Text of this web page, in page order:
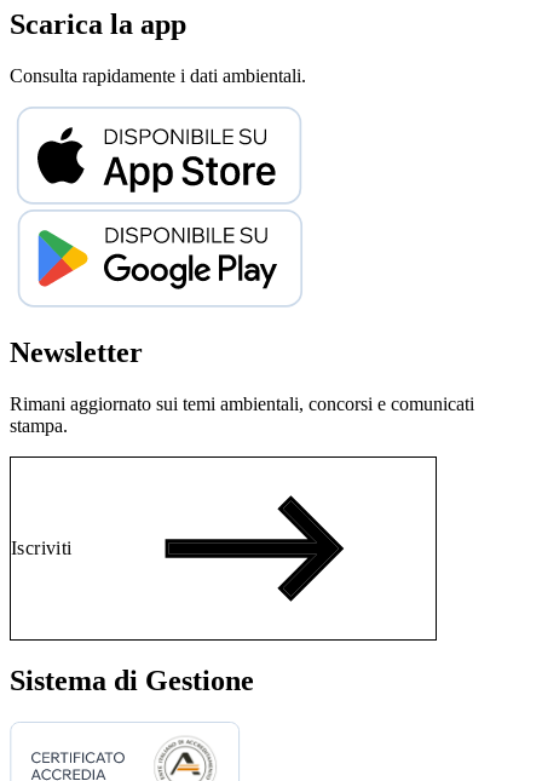
Scarica la app
Consulta rapidamente i dati ambientali.
Newsletter
Rimani aggiornato sui temi ambientali, concorsi e comunicati
stampa.
Iscriviti
Sistema di Gestione